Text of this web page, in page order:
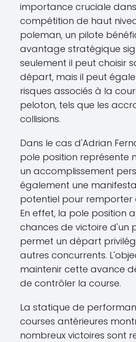
importance cruciale
compétition de haut
poleman, un pilote
avantage stratégique
seulement il peut choisir
départ, mais il peut
risques associés à la
peloton, tels que les
collisions.
Dans le cas d'Adrian
pole position représente
un accomplissement
également une
potentiel pour remporter
En effet, la pole position
chances de victoire d'un
permet un départ
autres concurrents.
maintenir cette avance
de contrôler la course.
La statique de
courses antérieures
nombreux victoires sont